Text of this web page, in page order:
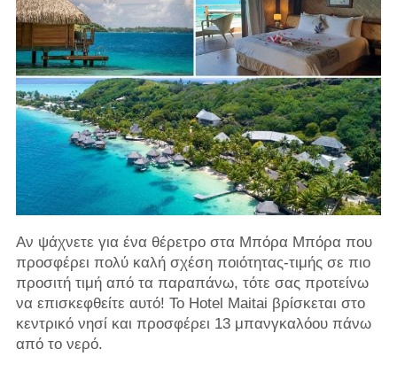
Αν ψάχνετε για ένα θέρετρο στα Μπόρα Μπόρα που
προσφέρει πολύ καλή σχέση ποιότητας-τιμής σε πιο
προσιτή τιμή από τα παραπάνω, τότε σας προτείνω
να επισκεφθείτε αυτό! Το Hotel Maitai βρίσκεται στο
κεντρικό νησί και προσφέρει 13 μπανγκαλόου πάνω
από το νερό.